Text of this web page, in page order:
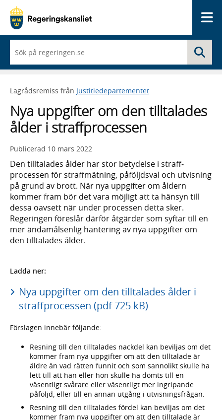
du
börjar
skriva
framträder
lista
med
sökförslag
Lagrådsremiss från Justitiedepartementet
Nya uppgifter om den tilltalades
ålder i straffprocessen
Publicerad 10 mars 2022
Den tilltalades ålder har stor bety­delse i straff­
processen för straff­mätning, påföljds­val och utvisning
på grund av brott. När nya upp­gifter om åldern
kommer fram bör det vara möjligt att ta hänsyn till
dessa oavsett när under pro­cessen detta sker.
Regeringen föreslår därför åtgärder som syftar till en
mer ända­måls­enlig hantering av nya upp­gifter om
den till­talades ålder.
Ladda ner:
Nya uppgifter om den tilltalades ålder i
straffprocessen (pdf 725 kB)
Förslagen innebär följande:
Resning till den tilltalades nackdel kan beviljas om det
kommer fram nya uppgifter om att den tilltalade är
äldre än vad rätten funnit och som sannolikt skulle ha
lett till att han eller hon skulle ha dömts till en
väsentligt svårare eller väsentligt mer ingripande
påföljd, eller till en annan utgång i utvisnings­frågan.
Resning till den tilltalades fördel kan beviljas om det
kommer fram nya uppgifter om att den tilltalade är